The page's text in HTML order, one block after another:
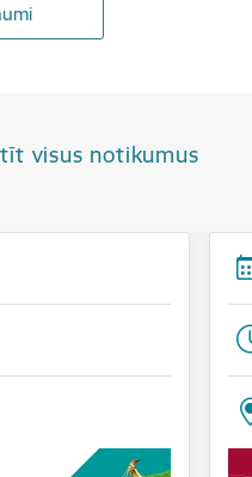
visus notikumus